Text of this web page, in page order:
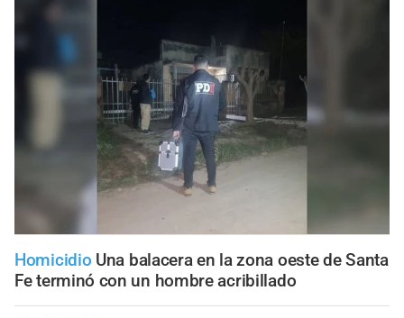
Homicidio Una balacera en la zona oeste de Santa
Fe terminó con un hombre acribillado